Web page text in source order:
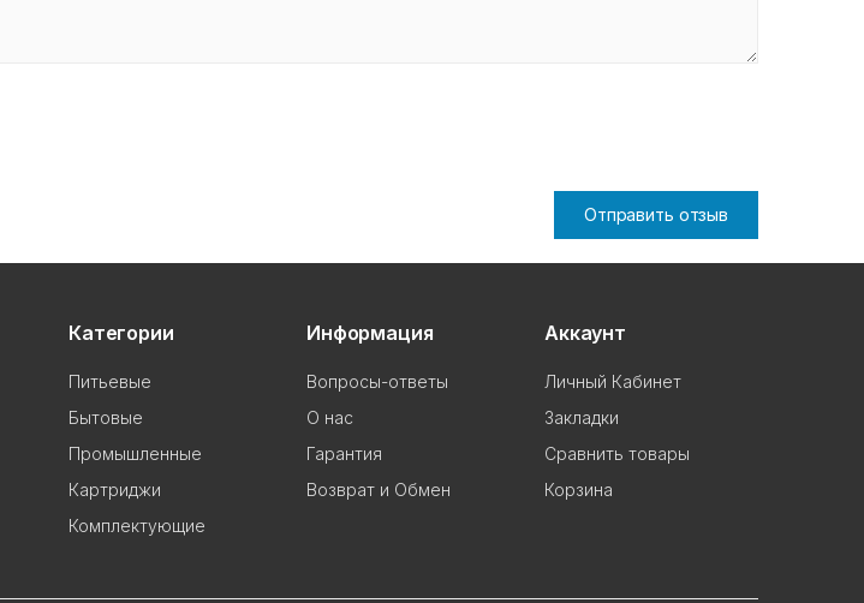
Отправить отзыв
Категории
Питьевые
Бытовые
Промышленные
Картриджи
Комплектующие
Информация
Вопросы-ответы
О нас
Гарантия
Возврат и Обмен
Аккаунт
Личный Кабинет
Закладки
Сравнить товары
Корзина